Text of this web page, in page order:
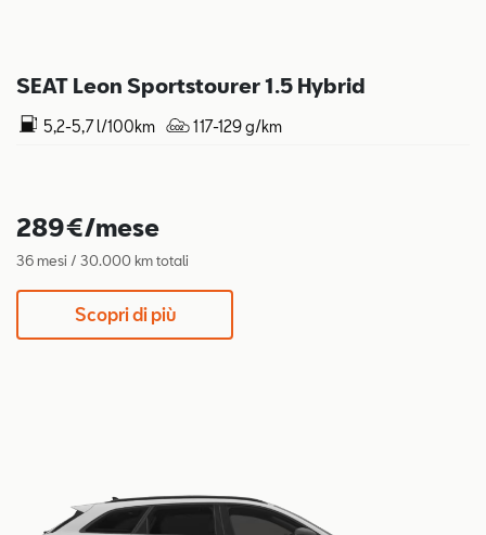
SEAT Leon Sportstourer 1.5 Hybrid
5,2-5,7 l/100km 117-129 g/km
289€/mese
36 mesi / 30.000 km totali
Scopri di più